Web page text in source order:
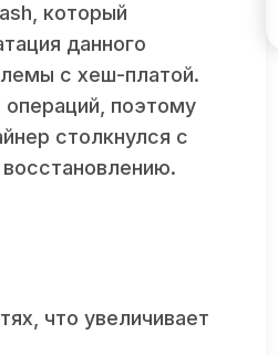
который
данного
с хеш-платой.
поэтому
столкнулся с
что увеличивает